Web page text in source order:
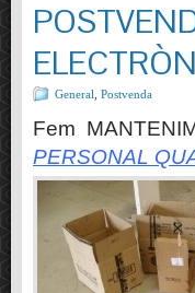
General Postvenda
Fem
PERSONAL